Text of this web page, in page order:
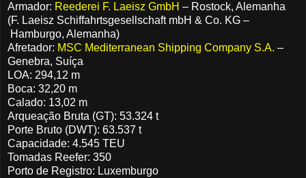
Armador: Reederei F. Laeisz GmbH – Rostock, Alemanha
(F. Laeisz Schiffahrtsgesellschaft mbH & Co. KG –
Hamburgo, Alemanha)
Afretador: MSC Mediterranean Shipping Company S.A. –
Genebra, Suíça
LOA: 294,12 m
Boca: 32,20 m
Calado: 13,02 m
Arqueação Bruta (GT): 53.324 t
Porte Bruto (DWT): 63.537 t
Capacidade: 4.545 TEU
Tomadas Reefer: 350
Porto de Registro: Luxemburgo